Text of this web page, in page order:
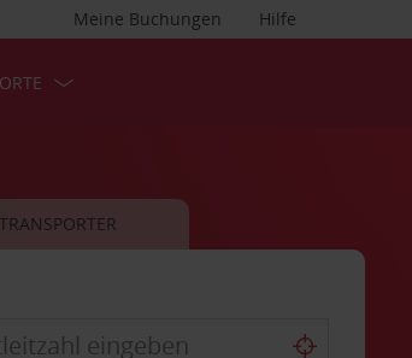
Hilfe
Meine Buchungen
TRANSPORTER